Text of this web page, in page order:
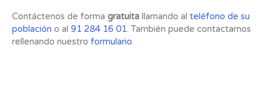
Contáctenos de forma gratuita llamando al teléfono de su
población o al 91 284 16 01. También puede contactarnos
rellenando nuestro formulario.